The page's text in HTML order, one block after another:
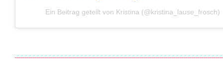
Ein Beitrag geteilt von Kristina (@kristina_lause_frosch)